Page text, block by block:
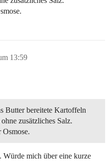
13:59
Butter bereitete Kartoffeln
zusätzliches Salz.
Osmose.
Würde mich über eine kurze